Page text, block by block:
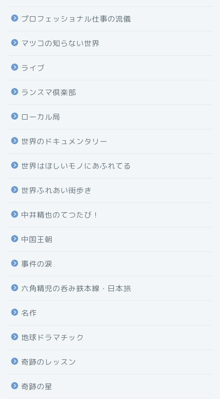
プロフェッショナル仕事の流儀
マツコの知らない世界
ライブ
ランスマ倶楽部
ローカル局
世界のドキュメンタリー
世界はほしいモノにあふれてる
世界ふれあい街歩き
中井精也のてつたび！
中国王朝
事件の涙
六角精児の呑み鉄本線・日本旅
名作
地球ドラマチック
奇跡のレッスン
奇跡の星